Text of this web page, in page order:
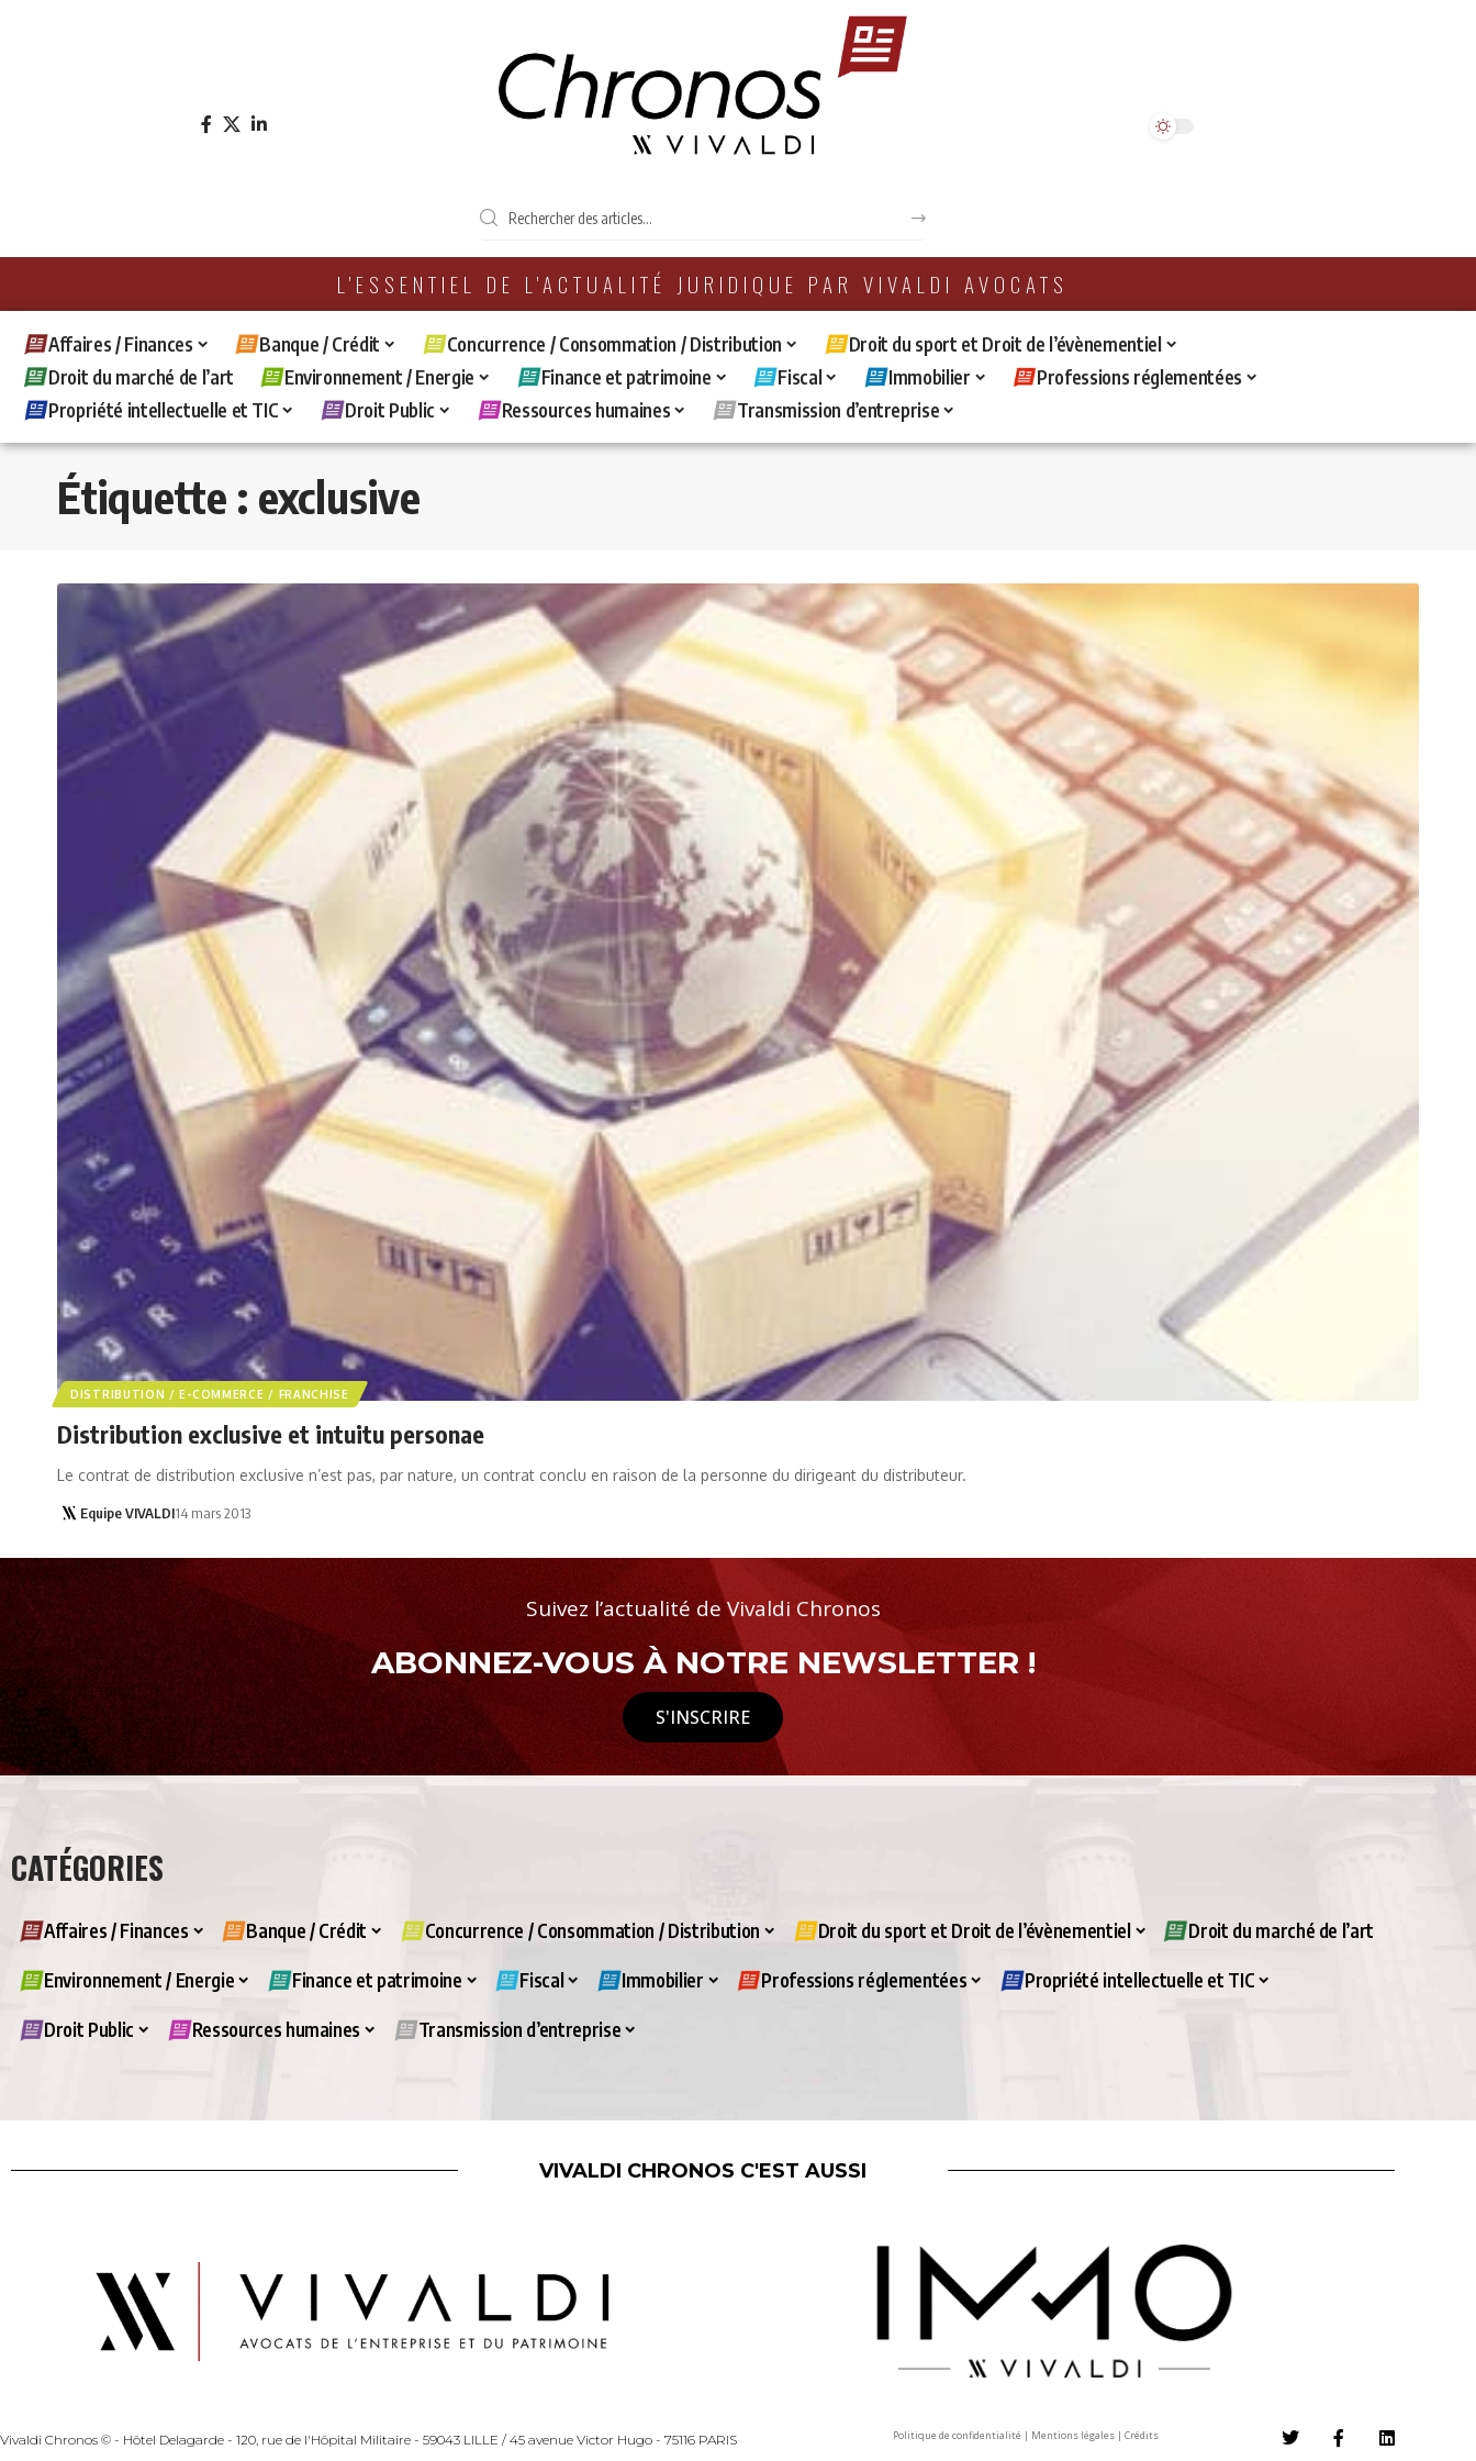
L'ESSENTIEL DE L'ACTUALITÉ JURIDIQUE PAR VIVALDI AVOCATS
Affaires / Finances Banque / Crédit Concurrence / Consommation / Distribution
Droit du sport et Droit de l’évènementiel
Droit du marché de l’art
Environnement / Energie Finance et patrimoine Fiscal Immobilier
Professions réglementées
Propriété intellectuelle et TIC
Droit Public Ressources humaines Transmission d’entreprise
Étiquette : exclusive
DISTRIBUTION / E-COMMERCE / FRANCHISE
Distribution exclusive et intuitu personae
Le contrat de distribution exclusive n’est pas, par nature, un contrat conclu en raison de la personne du dirigeant du distributeur.
Equipe VIVALDI14 mars 2013
Suivez l’actualité de Vivaldi Chronos
ABONNEZ-VOUS À NOTRE NEWSLETTER !
S'INSCRIRE
CATÉGORIES
Affaires / Finances Banque / Crédit Concurrence / Consommation / Distribution Droit du sport et Droit de l’évènementiel Droit du marché de l’art
Environnement / Energie Finance et patrimoine Fiscal Immobilier Professions réglementées Propriété intellectuelle et TIC
Droit Public Ressources humaines Transmission d’entreprise
VIVALDI CHRONOS C'EST AUSSI
Vivaldi Chronos © - Hôtel Delagarde - 120, rue de l'Hôpital Militaire - 59043 LILLE / 45 avenue Victor Hugo - 75116 PARIS Politique de confidentialité | Mentions légales |Crédits